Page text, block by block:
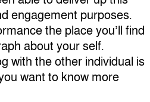
engagement purposes.
the place you’ll find
about your self.
with the other individual is
want to know more